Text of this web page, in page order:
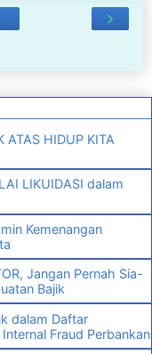
›
ATAS HIDUP KITA
LIKUIDASI dalam
Kemenangan
Jangan Pernah Sia-
Bajik
dalam Daftar
Fraud Perbankan